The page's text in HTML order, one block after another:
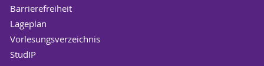
Barrierefreiheit
Lageplan
Vorlesungsverzeichnis
StudIP